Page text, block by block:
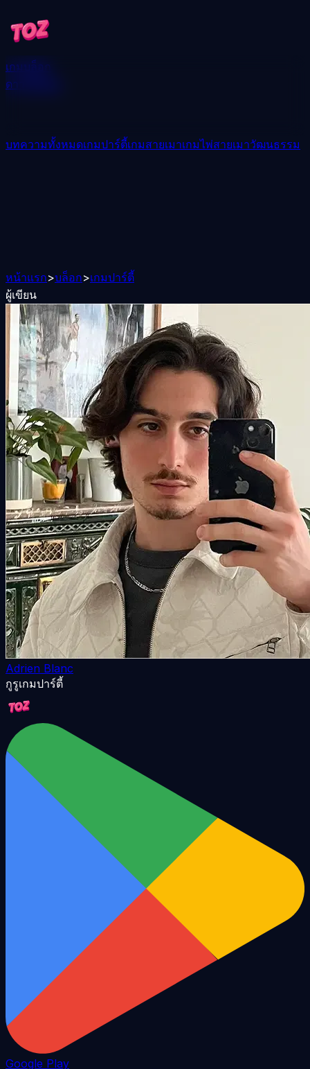
เกมบล็อก
ดาวน์โหลด
บทความทั้งหมดเกมปาร์ตี้เกมสายเมาเกมไพ่สายเมาวัฒนธรรม
หน้าแรก>บล็อก>เกมปาร์ตี้
ผู้เขียน
Adrien Blanc
กูรูเกมปาร์ตี้
Google Play